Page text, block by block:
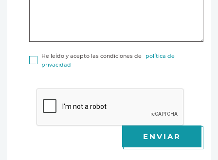
He leído y acepto las condiciones de
política de
privacidad
ENVIAR